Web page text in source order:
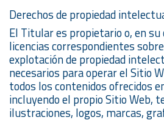
Derechos de propiedad
El Titular es propietario o, en su
licencias correspondientes
explotación de propiedad
necesarios para operar el Sitio
todos los contenidos ofrecidos
incluyendo el propio Sitio Web,
ilustraciones, logos, marcas,